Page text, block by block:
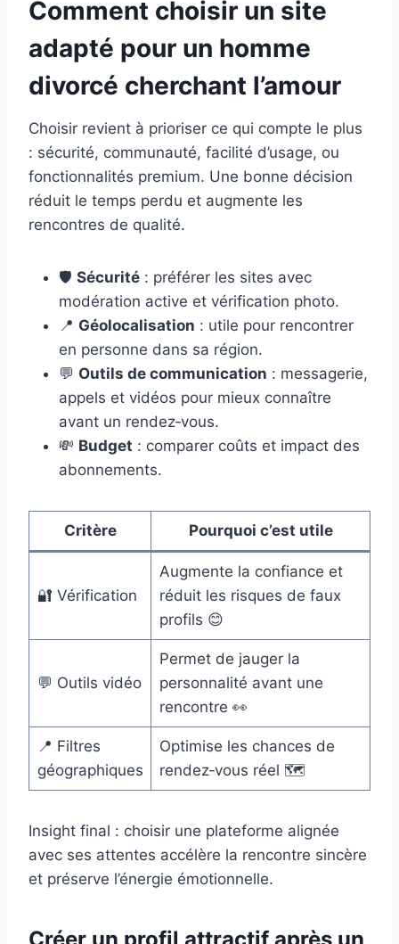
Comment choisir un site
adapté pour un homme
divorcé cherchant l’amour
Choisir revient à prioriser ce qui compte le plus
: sécurité, communauté, facilité d’usage, ou
fonctionnalités premium. Une bonne décision
réduit le temps perdu et augmente les
rencontres de qualité.
🛡️ Sécurité : préférer les sites avec
modération active et vérification photo.
📍 Géolocalisation : utile pour rencontrer
en personne dans sa région.
💬 Outils de communication : messagerie,
appels et vidéos pour mieux connaître
avant un rendez‑vous.
💸 Budget : comparer coûts et impact des
abonnements.
Critère Pourquoi c’est utile
🔐 Vérification
Augmente la confiance et
réduit les risques de faux
profils 😊
💬 Outils vidéo
Permet de jauger la
personnalité avant une
rencontre 👀
📍 Filtres
géographiques
Optimise les chances de
rendez‑vous réel 🗺️
Insight final : choisir une plateforme alignée
avec ses attentes accélère la rencontre sincère
et préserve l’énergie émotionnelle.